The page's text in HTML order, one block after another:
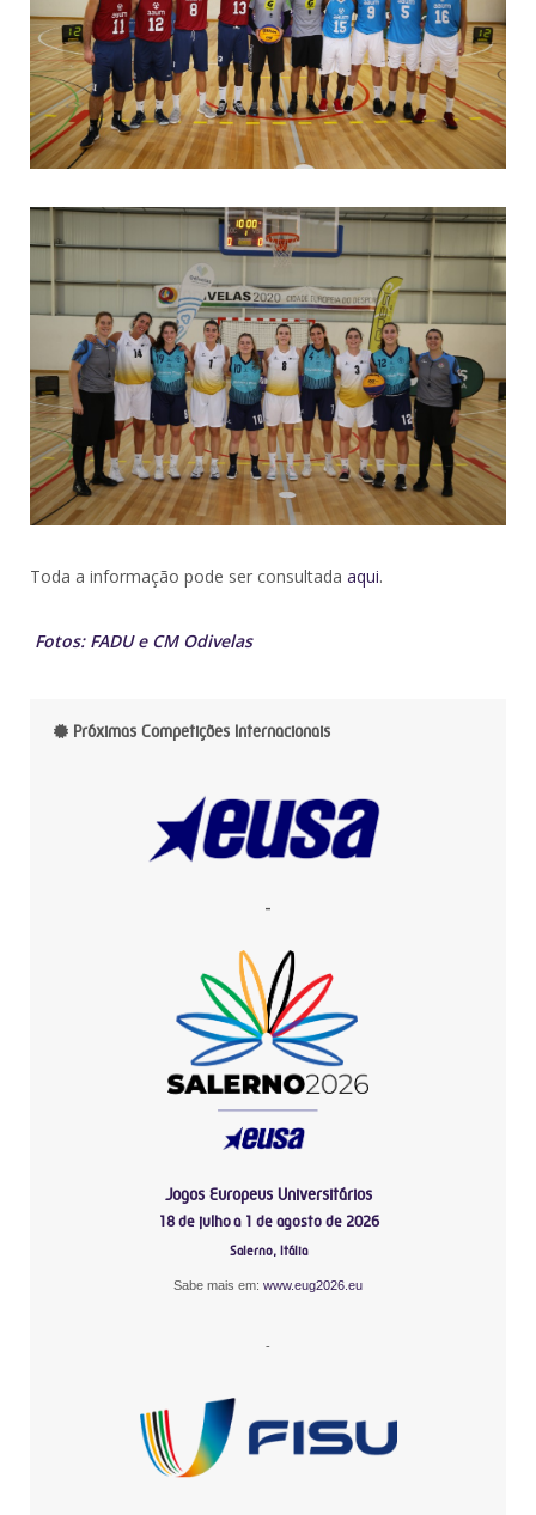
Toda a informação pode ser consultada aqui.
Fotos: FADU e CM Odivelas
Próximas Competições Internacionais
-
Jogos Europeus Universitários
18 de julho a 1 de agosto de 2026
Salerno, Itália
Sabe mais em: www.eug2026.eu
-